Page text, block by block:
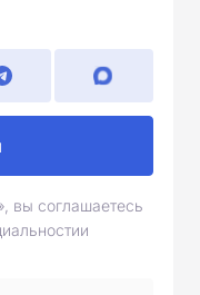
вы соглашаетесь